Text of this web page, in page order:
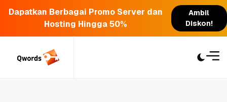
Dapatkan Berbagai Promo Server dan
Hosting Hingga 50%
Ambil
Diskon!